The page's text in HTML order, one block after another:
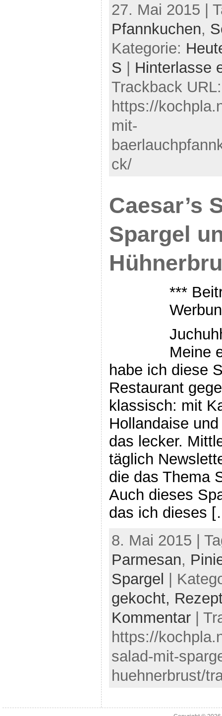
27. Mai 2015 |
Pfannkuchen,
Kategorie:
S | Hinterlasse
Trackback URL:
https://
mit-
ck/
Caesar’s
Spargel
***
Meine
habe ich diese
Restaurant
klassisch: mit
Hollandaise
das lecker.
täglich
die das Thema
Auch dieses
das ich dieses
8. Mai 2015 |
Parmesan,
Spargel
|
gekocht,
Kommentar|
https://
salad-mit-
huehnerbrust/